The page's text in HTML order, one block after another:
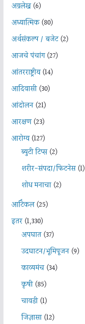
अग्रलेख(6)
अध्यात्मिक(80)
अर्थसंकल्प / बजेट(2)
आजचे पंचांग(27)
आंतरराष्ट्रीय(14)
आदिवासी(30)
आंदोलन(21)
आरक्षण(23)
आरोग्य(127)
ब्युटी टिप्स(2)
शरीर-संपदा/फिटनेस(1)
शोध मनाचा(2)
आर्टिकल(25)
इतर(1,330)
अपघात(37)
उदघाटन/भूमिपूजन(9)
काव्यमंच(34)
कृषी(85)
चावडी(1)
जिज्ञासा(12)